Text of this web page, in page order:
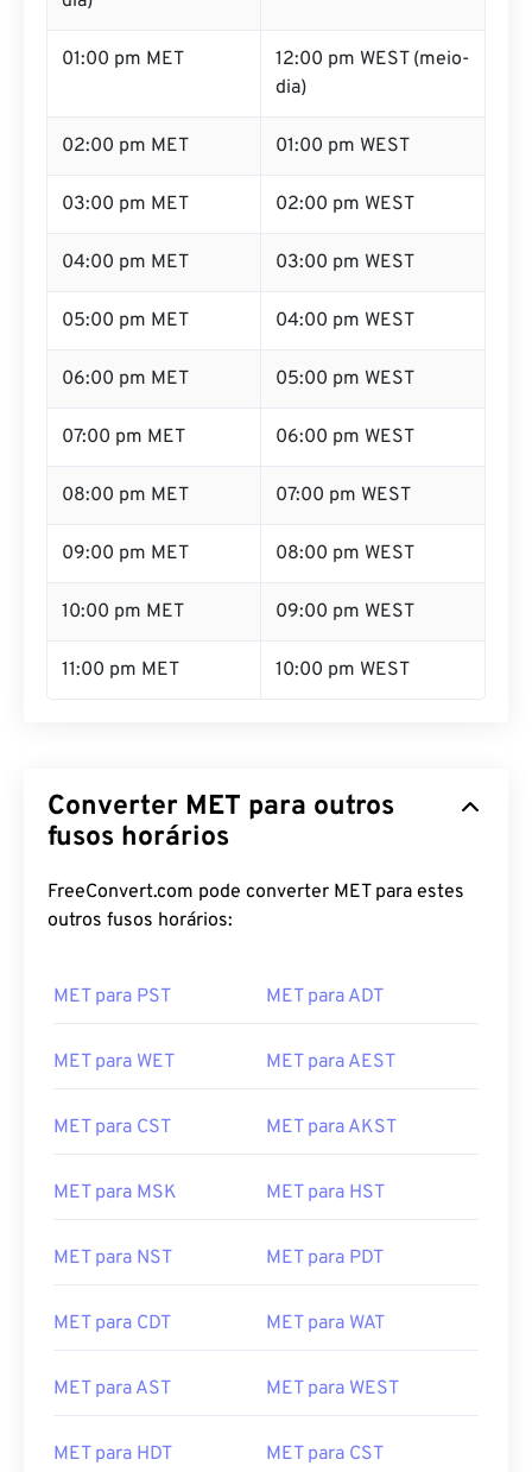
01:00 pm MET
12:00 pm WEST (meio-
dia)
02:00 pm MET 01:00 pm WEST
03:00 pm MET 02:00 pm WEST
04:00 pm MET 03:00 pm WEST
05:00 pm MET 04:00 pm WEST
06:00 pm MET 05:00 pm WEST
07:00 pm MET 06:00 pm WEST
08:00 pm MET 07:00 pm WEST
09:00 pm MET 08:00 pm WEST
10:00 pm MET 09:00 pm WEST
11:00 pm MET 10:00 pm WEST
Converter MET para outros
fusos horários
FreeConvert.com pode converter MET para estes
outros fusos horários:
MET para PST MET para ADT
MET para WET MET para AEST
MET para CST MET para AKST
MET para MSK MET para HST
MET para NST MET para PDT
MET para CDT MET para WAT
MET para AST MET para WEST
MET para HDT MET para CST